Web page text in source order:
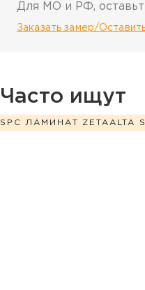
Для МО и РФ,
Заказать замер/
Часто ищут
SPC ЛАМИНАТ ZETA ALTA